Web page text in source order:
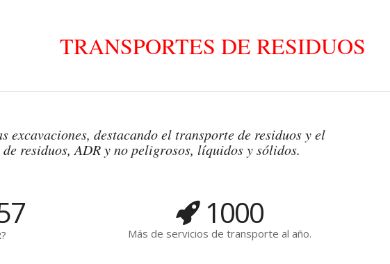
TRANSPORTES DE RESIDUOS
excavaciones, destacando el transporte de residuos y el
residuos, ADR y no peligrosos, líquidos y sólidos.
1000
Más de servicios de transporte al año.